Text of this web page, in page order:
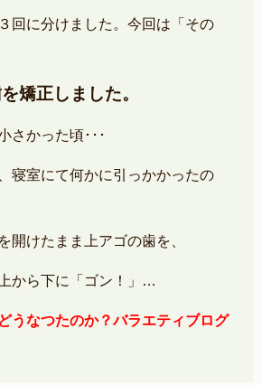
回に分けました。今回は「その
矯正しました。
さかった頃･･･
寝室にて何かに引っかかったの
開けたまま上アゴの歯を、
から下に「ゴン！」…
うなつたのか？バラエティブログ